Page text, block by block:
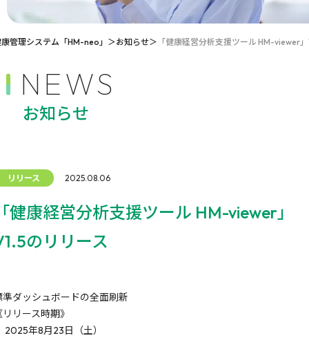
管理システム「HM-neo」 お知らせ 「健康経営分析支援ツール HM-viewer
NEWS
お知らせ
リリース 2025.08.06
健康経営分析支援ツール HM-viewer」
のリリース
準ダッシュボードの全面刷新
リリース時期》
年8月23日（土）